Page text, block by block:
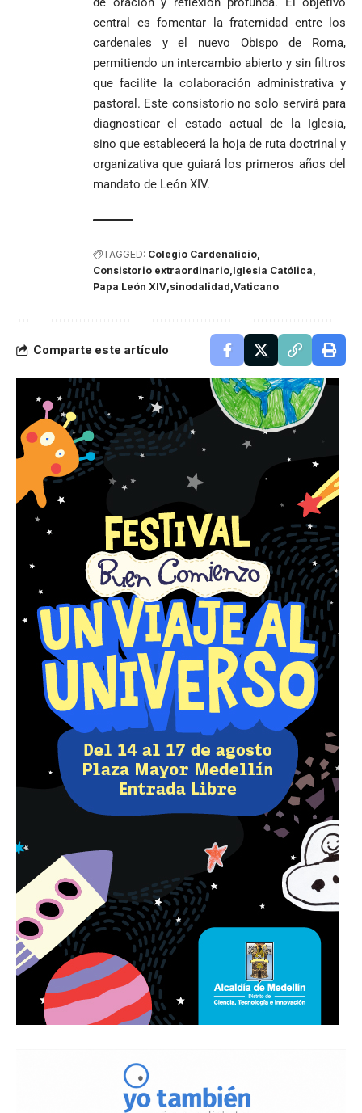
central es fomentar la fraternidad entre los
cardenales y el nuevo Obispo de Roma,
permitiendo un intercambio abierto y sin filtros
que facilite la colaboración administrativa y
pastoral. Este consistorio no solo servirá para
diagnosticar el estado actual de la Iglesia,
sino que establecerá la hoja de ruta doctrinal y
organizativa que guiará los primeros años del
mandato de León XIV.
TAGGED: Colegio Cardenalicio
Consistorio extraordinario Iglesia Católica
Papa León XIV sinodalidad Vaticano
Comparte este artículo